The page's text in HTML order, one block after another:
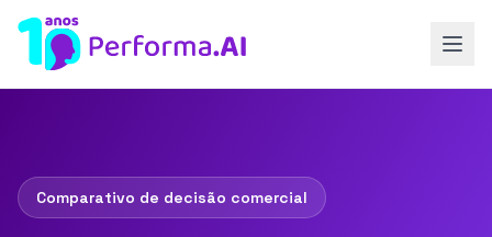
Comparativo de decisão comercial